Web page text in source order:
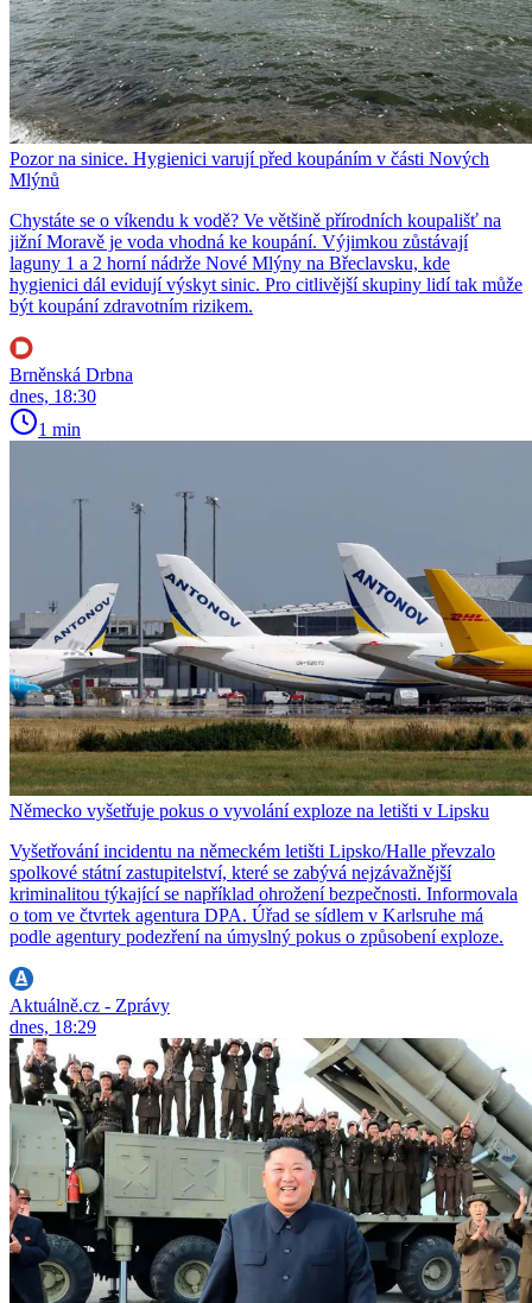
Pozor na sinice. Hygienici varují před koupáním v části Nových
Mlýnů
Chystáte se o víkendu k vodě? Ve většině přírodních koupališť na
jižní Moravě je voda vhodná ke koupání. Výjimkou zůstávají
laguny 1 a 2 horní nádrže Nové Mlýny na Břeclavsku, kde
hygienici dál evidují výskyt sinic. Pro citlivější skupiny lidí tak může
být koupání zdravotním rizikem.
Brněnská Drbna
dnes, 18:30
1 min
Německo vyšetřuje pokus o vyvolání exploze na letišti v Lipsku
Vyšetřování incidentu na německém letišti Lipsko/Halle převzalo
spolkové státní zastupitelství, které se zabývá nejzávažnější
kriminalitou týkající se například ohrožení bezpečnosti. Informovala
o tom ve čtvrtek agentura DPA. Úřad se sídlem v Karlsruhe má
podle agentury podezření na úmyslný pokus o způsobení exploze.
Aktuálně.cz - Zprávy
dnes, 18:29